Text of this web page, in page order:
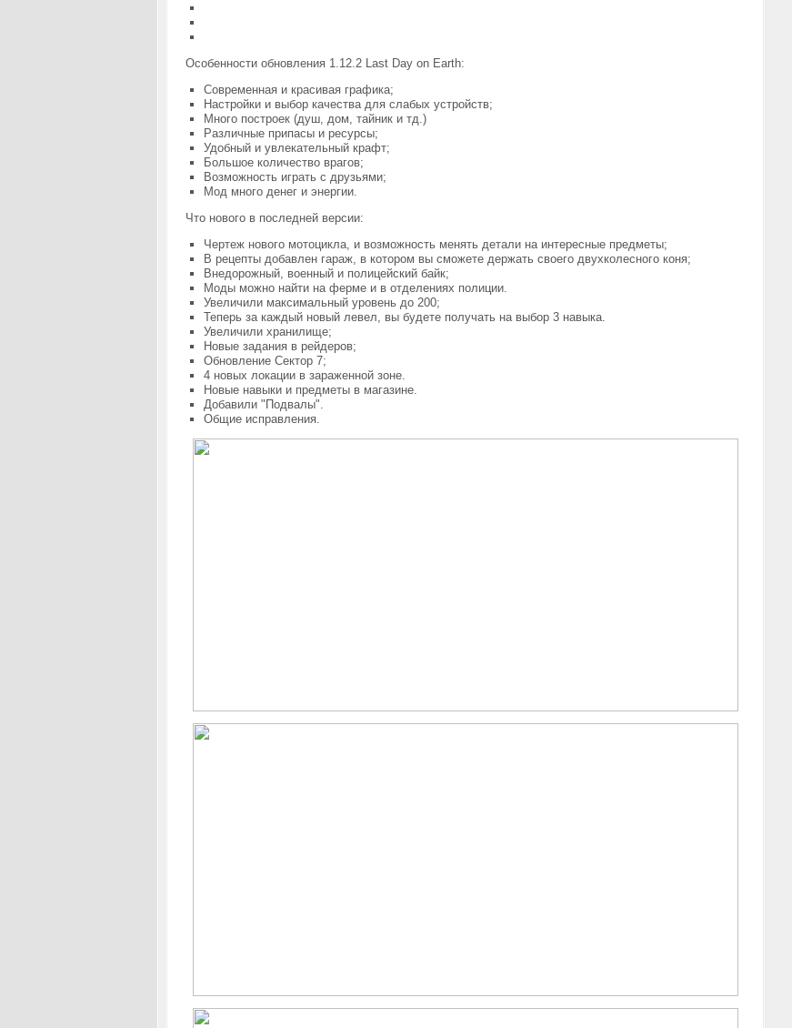
Особенности обновления 1.12.2 Last Day on Earth:
Современная и красивая графика;
Настройки и выбор качества для слабых устройств;
Много построек (душ, дом, тайник и тд.)
Различные припасы и ресурсы;
Удобный и увлекательный крафт;
Большое количество врагов;
Возможность играть с друзьями;
Мод много денег и энергии.
Что нового в последней версии:
Чертеж нового мотоцикла, и возможность менять детали на интересные предметы;
В рецепты добавлен гараж, в котором вы сможете держать своего двухколесного коня;
Внедорожный, военный и полицейский байк;
Моды можно найти на ферме и в отделениях полиции.
Увеличили максимальный уровень до 200;
Теперь за каждый новый левел, вы будете получать на выбор 3 навыка.
Увеличили хранилище;
Новые задания в рейдеров;
Обновление Сектор 7;
4 новых локации в зараженной зоне.
Новые навыки и предметы в магазине.
Добавили "Подвалы".
Общие исправления.